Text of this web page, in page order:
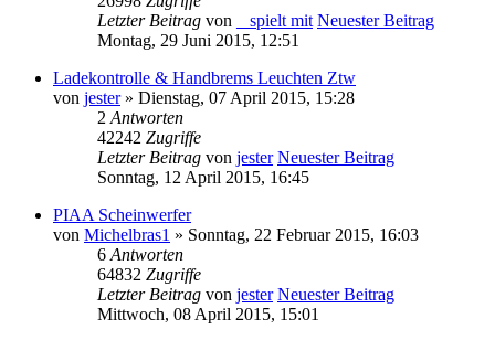
Letzter Beitrag von _ spielt mit Neuester Beitrag
Montag, 29 Juni 2015, 12:51
Ladekontrolle & Handbrems Leuchten Ztw
von jester» Dienstag, 07 April 2015, 15:28
2 Antworten
42242 Zugriffe
Letzter Beitrag von jester Neuester Beitrag
Sonntag, 12 April 2015, 16:45
PIAA Scheinwerfer
von Michelbras1 » Sonntag, 22 Februar 2015, 16:03
6 Antworten
64832 Zugriffe
Letzter Beitrag von jester Neuester Beitrag
Mittwoch, 08 April 2015, 15:01